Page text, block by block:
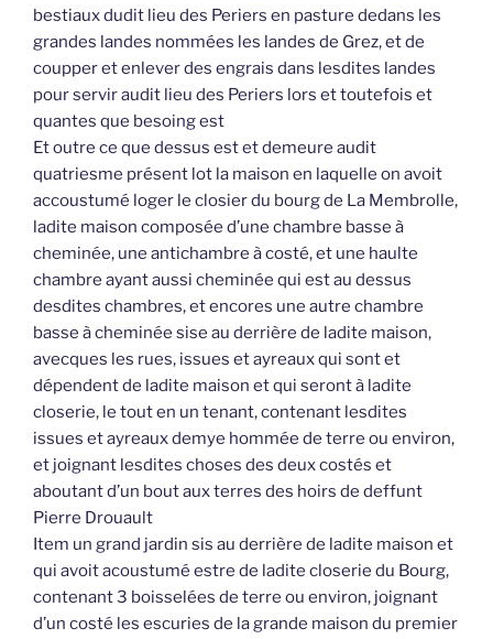
bestiaux dudit lieu des Periers en pasture dedans les
grandes landes nommées les landes de Grez, et de
coupper et enlever des engrais dans lesdites landes
pour servir audit lieu des Periers lors et toutefois et
quantes que besoing est
Et outre ce que dessus est et demeure audit
quatriesme présent lot la maison en laquelle on avoit
accoustumé loger le closier du bourg de La Membrolle,
ladite maison composée d’une chambre basse à
cheminée, une antichambre à costé, et une haulte
chambre ayant aussi cheminée qui est au dessus
desdites chambres, et encores une autre chambre
basse à cheminée sise au derrière de ladite maison,
avecques les rues, issues et ayreaux qui sont et
dépendent de ladite maison et qui seront à ladite
closerie, le tout en un tenant, contenant lesdites
issues et ayreaux demye hommée de terre ou environ,
et joignant lesdites choses des deux costés et
aboutant d’un bout aux terres des hoirs de deffunt
Pierre Drouault
Item un grand jardin sis au derrière de ladite maison et
qui avoit acoustumé estre de ladite closerie du Bourg,
contenant 3 boisselées de terre ou environ, joignant
d’un costé les escuries de la grande maison du premier